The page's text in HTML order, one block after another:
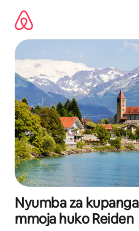
kwenda
kwenye
maudhui
Nyumba za
mmoja huko Reiden